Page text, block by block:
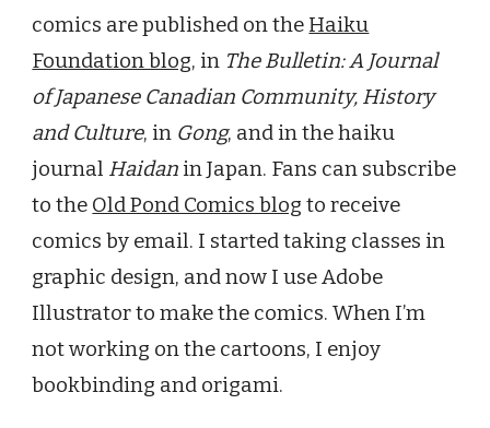
comics are published on the Haiku
Foundation blog, in The Bulletin: A Journal
of Japanese Canadian Community, History
and Culture, in Gong, and in the haiku
journal Haidan in Japan. Fans can subscribe
to the Old Pond Comics blog to receive
comics by email. I started taking classes in
graphic design, and now I use Adobe
Illustrator to make the comics. When I’m
not working on the cartoons, I enjoy
bookbinding and origami.